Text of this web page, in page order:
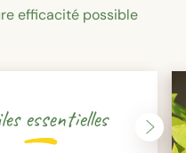
efficacité possible
essentielles